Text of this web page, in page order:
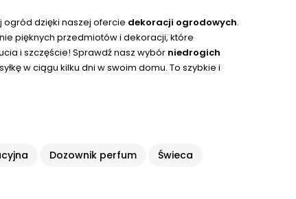
ogród dzięki naszej ofercie dekoracji ogrodowych.
pięknych przedmiotów i dekoracji, które
i szczęście! Sprawdź nasz wybór niedrogich
w ciągu kilku dni w swoim domu. To szybkie i
Dozownik perfum Świeca